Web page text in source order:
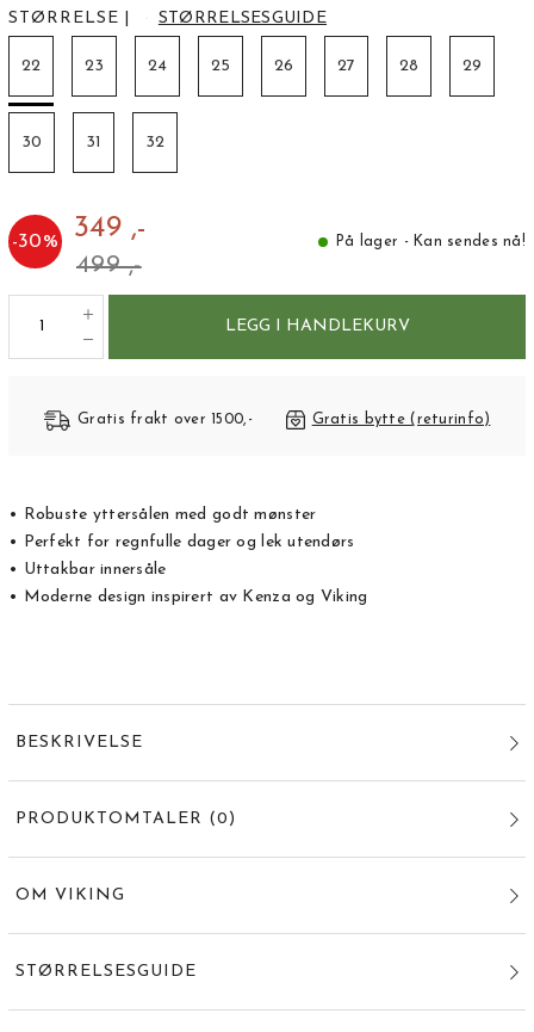
STØRRELSE STØRRELSESGUIDE
22 23 24 25 26 27 28 29
30 31 32
-30% 349 ,-
499 ,-
På lager - Kan sendes nå!
LEGG I HANDLEKURV
Gratis frakt over 1500,- Gratis bytte (returinfo)
• Robuste yttersålen med godt mønster
• Perfekt for regnfulle dager og lek utendørs
• Uttakbar innersåle
• Moderne design inspirert av Kenza og Viking
BESKRIVELSE
PRODUKTOMTALER (0 )
OM VIKING
STØRRELSESGUIDE